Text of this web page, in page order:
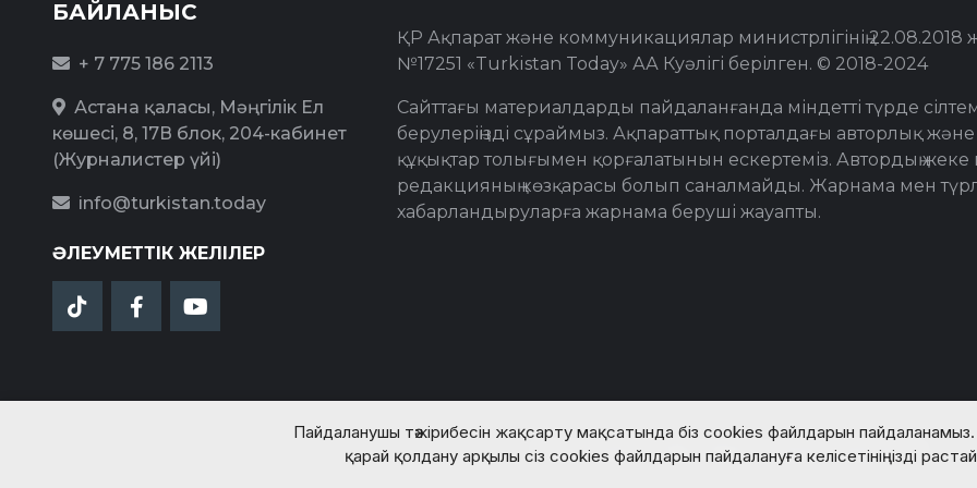
Пайдаланушы тәжірибесін жақсарту мақсатында біз cookies файлдарын пайдаланамыз.
қарай қолдану арқылы сіз cookies файлдарын пайдалануға келісетініңізді
БАЙЛАНЫС
+ 7 775 186 2113
Астана қаласы, Мәңгілік Ел
көшесі, 8, 17В блок, 204-кабинет
(Журналистер үйі)
info@turkistan.today
ӘЛЕУМЕТТІК ЖЕЛІЛЕР
ҚР Ақпарат және коммуникациялар министрлігінің 22.08.2018
№17251 «Turkistan Today» АА Куәлігі берілген. © 2018-2024
Сайттағы материалдарды пайдаланғанда міндетті түрде
берулеріңізді сұраймыз. Ақпараттық порталдағы авторлық
құқықтар толығымен қорғалатынын ескертеміз. Автордың жеке
редакцияның көзқарасы болып саналмайды. Жарнама мен
хабарландыруларға жарнама беруші жауапты.
© Turkistan Today. Барлық құқық қорғалған.